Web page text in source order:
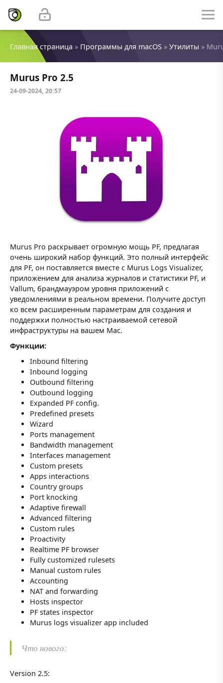
Главная страница » Программы для macOS » Утилиты »
Murus Pro 2.5
24-09-2024, 20:57
Murus Pro раскрывает огромную мощь PF, предлагая
очень широкий набор функций. Это полный интерфейс
для PF, он поставляется вместе с Murus Logs Visualizer,
приложением для анализа журналов и статистики PF, и
Vallum, брандмауэром уровня приложений с
уведомлениями в реальном времени. Получите доступ
ко всем расширенным параметрам для создания и
поддержки полностью настраиваемой сетевой
инфраструктуры на вашем Mac.
Функции:
Inbound filtering
Inbound logging
Outbound filtering
Outbound logging
Expanded PF config.
Predefined presets
Wizard
Ports management
Bandwidth management
Interfaces management
Custom presets
Apps interactions
Country groups
Port knocking
Adaptive firewall
Advanced filtering
Custom rules
Proactivity
Realtime PF browser
Fully customized rulesets
Manual custom rules
Accounting
NAT and forwarding
Hosts inspector
PF states inspector
Murus logs visualizer app included
Что нового:
Version 2.5: